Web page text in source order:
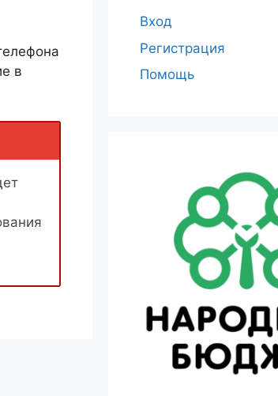
в
Вход
Регистрация
Помощь